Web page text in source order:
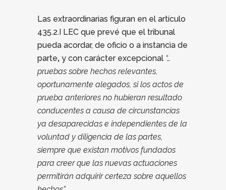
Las extraordinarias figuran en el artículo
435.2.I LEC que prevé que el tribunal
pueda acordar, de oficio o a instancia de
parte, y con carácter excepcional “…
pruebas sobre hechos relevantes,
oportunamente alegados, si los actos de
prueba anteriores no hubieran resultado
conducentes a causa de circunstancias
ya desaparecidas e independientes de la
voluntad y diligencia de las partes,
siempre que existan motivos fundados
para creer que las nuevas actuaciones
permitirán adquirir certeza sobre aquellos